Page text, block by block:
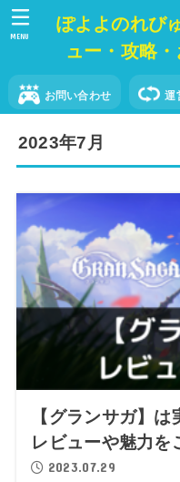
ぽよよのれび
ュー・攻略
お問い合わせ 運
MENU
2023年7月
【グランサガ】
レビューや魅力を
2023.07.29